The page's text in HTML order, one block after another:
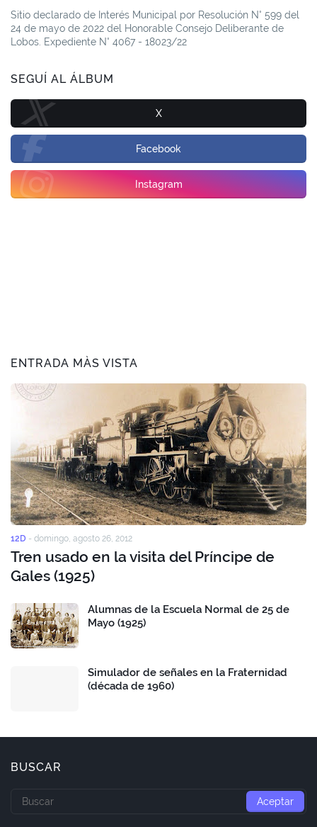
Sitio declarado de Interés Municipal por Resolución N° 599 del
24 de mayo de 2022 del Honorable Consejo Deliberante de
Lobos. Expediente N° 4067 - 18023/22
SEGUÍ AL ÁLBUM
X
Facebook
Instagram
ENTRADA MÀS VISTA
12D - domingo, agosto 26, 2012
Tren usado en la visita del Príncipe de
Gales (1925)
Alumnas de la Escuela Normal de 25 de
Mayo (1925)
Simulador de señales en la Fraternidad
(década de 1960)
BUSCAR